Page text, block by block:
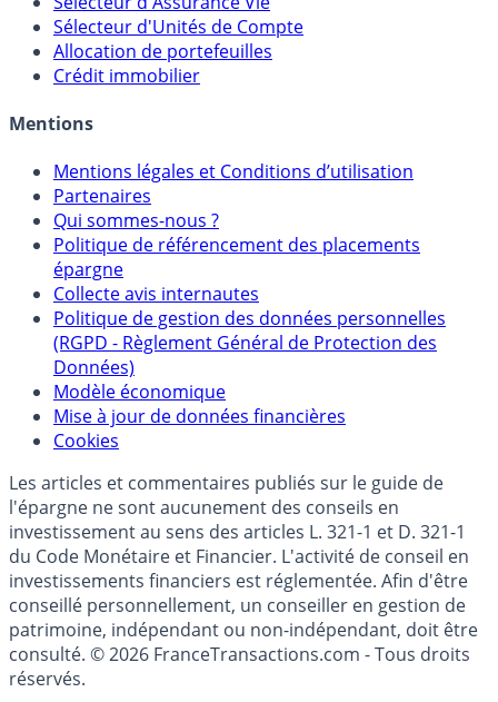
Calculette Rachat Assurance Vie
Sélecteur d'Assurance Vie
Sélecteur d'Unités de Compte
Allocation de portefeuilles
Mentions légales et Conditions d’utilisation
Partenaires
Qui sommes-nous ?
Politique de référencement des placements
épargne
Collecte avis internautes
Politique de gestion des données personnelles
(RGPD - Règlement Général de Protection des
Données)
Modèle économique
Mise à jour de données financières
Cookies
Les articles et commentaires publiés sur le guide de
l'épargne ne sont aucunement des conseils en
investissement au sens des articles L. 321-1 et D. 321-1
du Code Monétaire et Financier. L'activité de conseil en
investissements financiers est réglementée. Afin d'être
conseillé personnellement, un conseiller en gestion de
patrimoine, indépendant ou non-indépendant, doit être
consulté. © 2026 FranceTransactions.com - Tous droits